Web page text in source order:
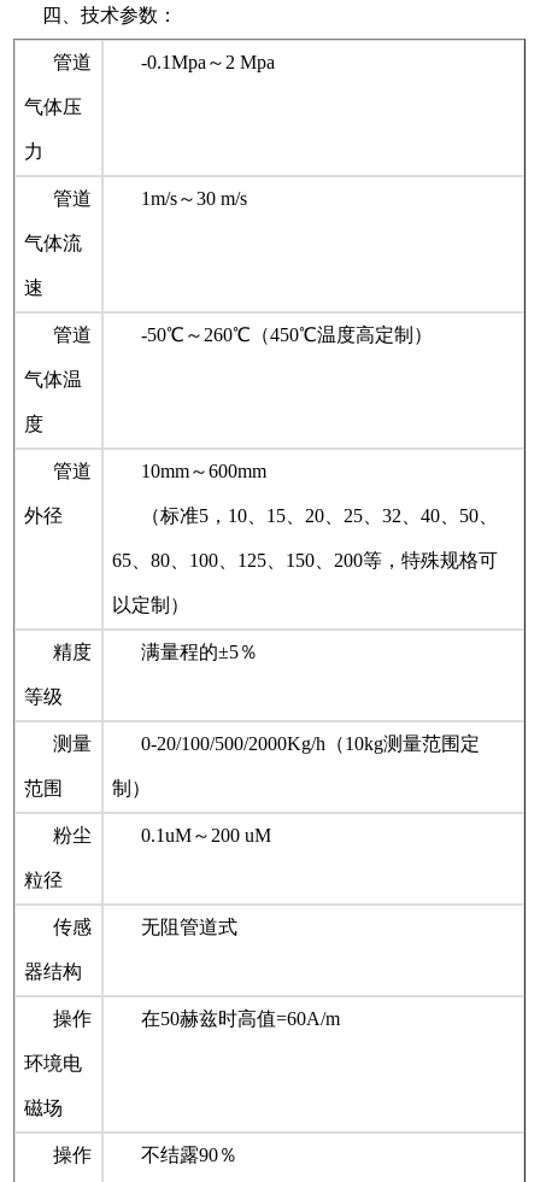
四、技术参数：
管道
气体压
力
-0.1Mpa～2 Mpa
管道
气体流
速
1m/s～30 m/s
管道
气体温
度
-50℃～260℃（450℃温度高定制）
管道
外径
10mm～600mm
（标准5，10、15、20、25、32、40、50、
65、80、100、125、150、200等，特殊规格可
以定制）
精度
等级
满量程的±5％
测量
范围
0-20/100/500/2000Kg/h（10kg测量范围定
制）
粉尘
粒径
0.1uM～200 uM
传感
器结构
无阻管道式
操作
环境电
磁场
在50赫兹时高值=60A/m
操作 不结露90％